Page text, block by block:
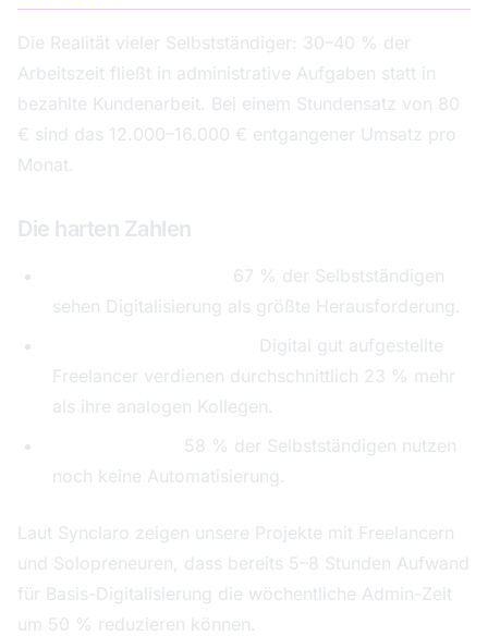
Die Realität vieler Selbstständiger: 30–40 % der
Arbeitszeit fließt in administrative Aufgaben statt in
bezahlte Kundenarbeit. Bei einem Stundensatz von 80
€ sind das 12.000–16.000 € entgangener Umsatz pro
Monat.
Die harten Zahlen
67 % der Selbstständigen
sehen Digitalisierung als größte Herausforderung.
Digital gut aufgestellte
Freelancer verdienen durchschnittlich 23 % mehr
als ihre analogen Kollegen.
58 % der Selbstständigen nutzen
noch keine Automatisierung.
Laut Synclaro zeigen unsere Projekte mit Freelancern
und Solopreneuren, dass bereits 5–8 Stunden Aufwand
für Basis-Digitalisierung die wöchentliche Admin-Zeit
um 50 % reduzieren können.